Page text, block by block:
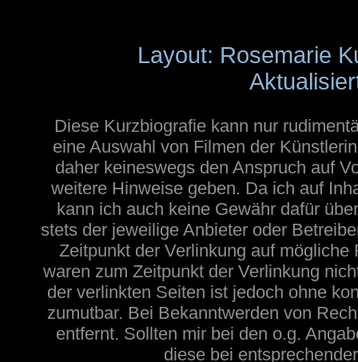
Layout: Rosemarie
Diese Kurzbiografie kann nur
eine Auswahl von Filmen der
daher keineswegs den Anspruch auf
weitere Hinweise geben. Da ich auf
kann ich auch keine Gewähr dafür
stets der jeweilige Anbieter oder
Zeitpunkt der Verlinkung auf
waren zum Zeitpunkt der Verlinkung
der verlinkten Seiten ist jedoch ohne
zumutbar. Bei Bekanntwerden von
entfernt. Sollten mir bei den o.g.
diese bei